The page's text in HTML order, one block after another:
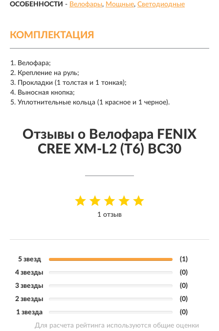
ОСОБЕННОСТИ - Велофары Мощные Светодиодные
КОМПЛЕКТАЦИЯ
Велофара;
Крепление на руль;
Прокладки (1 толстая и 1 тонкая);
Выносная кнопка;
Уплотнительные кольца (1 красное и 1 черное).
Отзывы о Велофара FENIX
CREE XM-L2 (T6) BC30
1 отзыв
5 звезд
(1)
4 звезды
(0)
3 звезды
(0)
2 звезды
(0)
1 звезда
(0)
Для расчета рейтинга используются общие оценки